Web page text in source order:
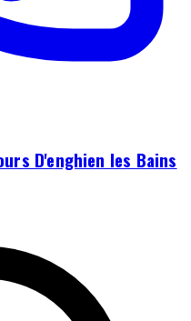
D'enghien les Bains